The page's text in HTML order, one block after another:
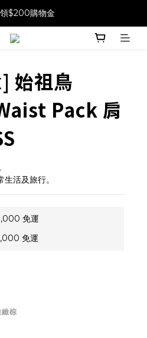
$200購物金
始祖鳥
Pack 肩
活及旅行。
免運
免運
棕